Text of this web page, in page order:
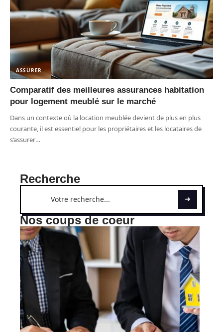
ASSURER
Comparatif des meilleures assurances habitation
pour logement meublé sur le marché
Dans un contexte où la location meublée devient de plus en plus
courante, il est essentiel pour les propriétaires et les locataires de
s’assurer…
Recherche
Nos coups de coeur